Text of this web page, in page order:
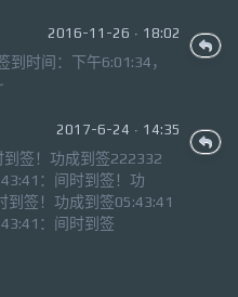
2016-11-26 · 18:02
到时间：下午6:01:34，
2017-6-24 · 14:35
到成功！签到时间：
间：14:34:50签到成功！
功！签到时间：